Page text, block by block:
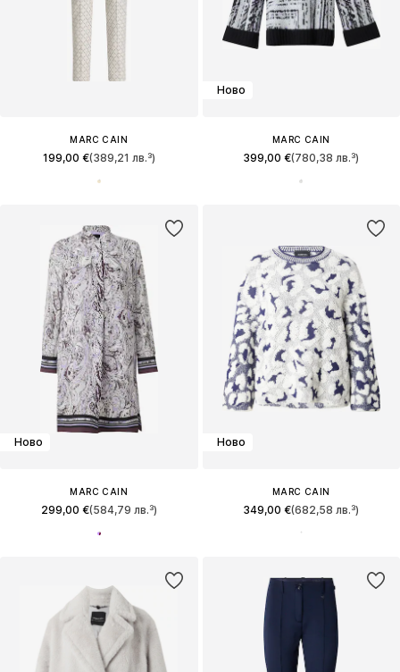
MARC CAIN
199,00 €(389,21 лв.³)
Ново
MARC CAIN
399,00 €(780,38 лв.³)
Ново
MARC CAIN
299,00 €(584,79 лв.³)
Ново
MARC CAIN
349,00 €(682,58 лв.³)